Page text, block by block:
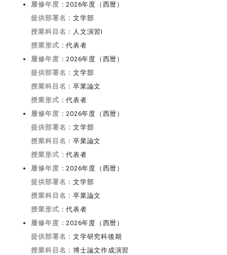
履修年度：2026年度（西暦）
提供部署名：文学部
授業科目名： 人文演習I
授業形式：代表者
履修年度：2026年度（西暦）
提供部署名：文学部
授業科目名：卒業論文
授業形式：代表者
履修年度：2026年度（西暦）
提供部署名：文学部
授業科目名：卒業論文
授業形式：代表者
履修年度：2026年度（西暦）
提供部署名：文学部
授業科目名：卒業論文
授業形式：代表者
履修年度：2026年度（西暦）
提供部署名：文学研究科後期
授業科目名：博士論文作成演習